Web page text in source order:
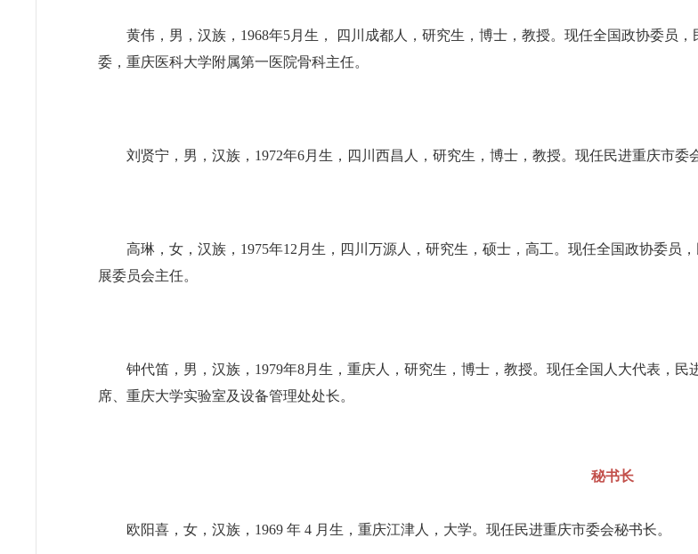
黄伟，男，汉族，1968年5月生， 四川成都人，研究生，博士，教授。现任全国政协委员
委，重庆医科大学附属第一医院骨科主任。
刘贤宁，男，汉族，1972年6月生，四川西昌人，研究生，博士，教授。现任民进重庆市委
高琳，女，汉族，1975年12月生，四川万源人，研究生，硕士，高工。现任全国政协委员
展委员会主任。
钟代笛，男，汉族，1979年8月生，重庆人，研究生，博士，教授。现任全国人大代表，
席、重庆大学实验室及设备管理处处长。
秘书长
欧阳喜，女，汉族，1969 年 4 月生，重庆江津人，大学。现任民进重庆市委会秘书长。